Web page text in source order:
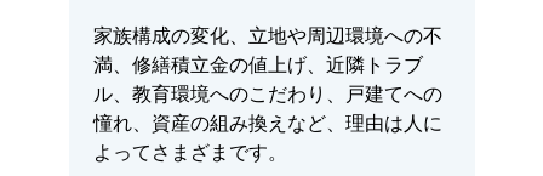
家族構成の変化、立地や周辺環境への不
満、修繕積立金の値上げ、近隣トラブ
ル、教育環境へのこだわり、戸建てへの
憧れ、資産の組み換えなど、理由は人に
よってさまざまです。